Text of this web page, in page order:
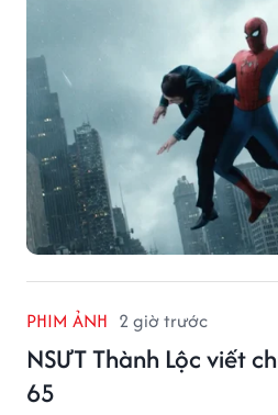
PHIM ẢNH 2 giờ trước
NSƯT Thành Lộc viết
65